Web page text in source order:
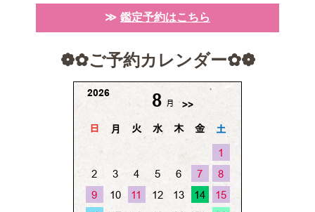
鑑定予約はこちら
❁✿ご予約カレンダー✿❁︎